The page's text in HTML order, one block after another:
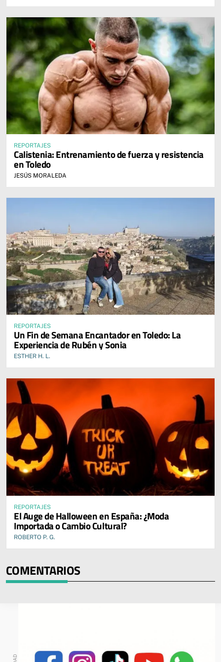
REPORTAJES
Calistenia: Entrenamiento de fuerza y resistencia
en Toledo
JESÚS MORALEDA
REPORTAJES
Un Fin de Semana Encantador en Toledo: La
Experiencia de Rubén y Sonia
ESTHER H. L.
REPORTAJES
El Auge de Halloween en España: ¿Moda
Importada o Cambio Cultural?
ROBERTO P. G.
COMENTARIOS